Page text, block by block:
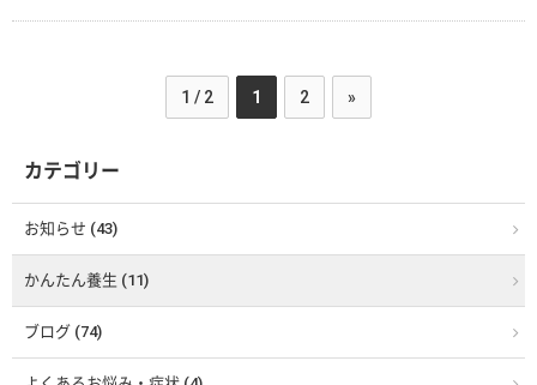
1 / 2 1 2 »
カテゴリー
お知らせ (43)
かんたん養生 (11)
ブログ (74)